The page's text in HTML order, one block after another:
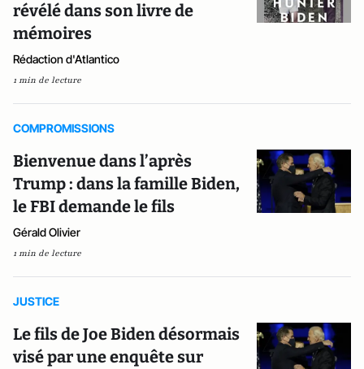
révélé dans son livre de
mémoires
Rédaction d'Atlantico
1 min de lecture
COMPROMISSIONS
Bienvenue dans l’après
Trump : dans la famille Biden,
le FBI demande le fils
Gérald Olivier
1 min de lecture
JUSTICE
Le fils de Joe Biden désormais
visé par une enquête sur